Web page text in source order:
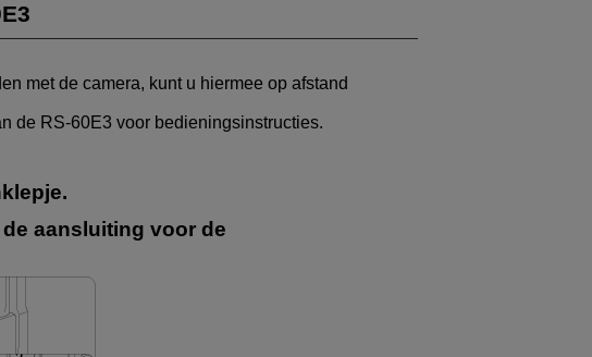
met de camera, kunt u hiermee op afstand
de RS-60E3 voor bedieningsinstructies.
aansluiting voor de